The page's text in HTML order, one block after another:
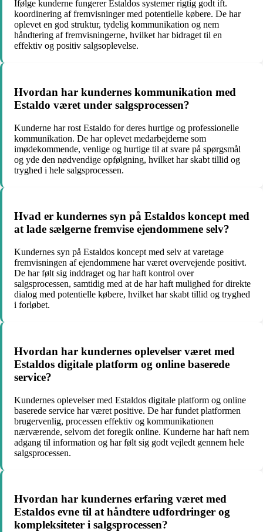
Ifølge kunderne fungerer Estaldos systemer rigtig godt ift.
koordinering af fremvisninger med potentielle købere. De har
oplevet en god struktur, tydelig kommunikation og nem
håndtering af fremvisningerne, hvilket har bidraget til en
effektiv og positiv salgsoplevelse.
Hvordan har kundernes kommunikation med
Estaldo været under salgsprocessen?
Kunderne har rost Estaldo for deres hurtige og professionelle
kommunikation. De har oplevet medarbejderne som
imødekommende, venlige og hurtige til at svare på spørgsmål
og yde den nødvendige opfølgning, hvilket har skabt tillid og
tryghed i hele salgsprocessen.
Hvad er kundernes syn på Estaldos koncept med
at lade sælgerne fremvise ejendommene selv?
Kundernes syn på Estaldos koncept med selv at varetage
fremvisningen af ejendommene har været overvejende positivt.
De har følt sig inddraget og har haft kontrol over
salgsprocessen, samtidig med at de har haft mulighed for direkte
dialog med potentielle købere, hvilket har skabt tillid og tryghed
i forløbet.
Hvordan har kundernes oplevelser været med
Estaldos digitale platform og online baserede
service?
Kundernes oplevelser med Estaldos digitale platform og online
baserede service har været positive. De har fundet platformen
brugervenlig, processen effektiv og kommunikationen
nærværende, selvom det foregik online. Kunderne har haft nem
adgang til information og har følt sig godt vejledt gennem hele
salgsprocessen.
Hvordan har kundernes erfaring været med
Estaldos evne til at håndtere udfordringer og
kompleksiteter i salgsprocessen?